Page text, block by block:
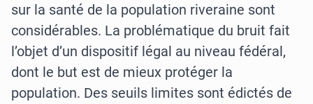
sur la santé de la population riveraine sont
considérables. La problématique du bruit fait
l’objet d’un dispositif légal au niveau fédéral,
dont le but est de mieux protéger la
population. Des seuils limites sont édictés de